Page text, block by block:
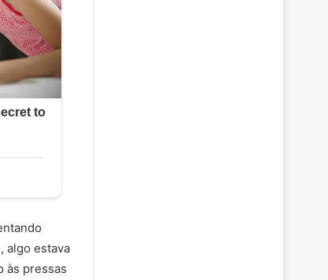
algo estava
às pressas